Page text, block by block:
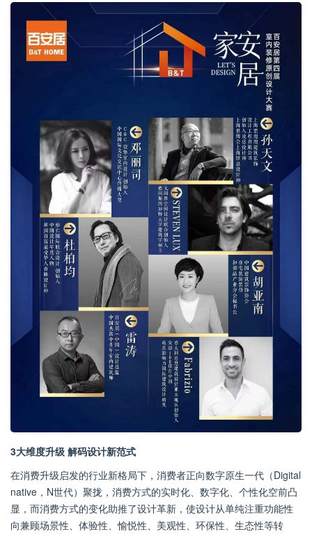
3大维度升级 解码设计新范式
在消费升级启发的行业新格局下，消费者正向数字原生一代（Digital
native，N世代）聚拢，消费方式的实时化、数字化、个性化空前凸
显，而消费方式的变化助推了设计革新，使设计从单纯注重功能性
向兼顾场景性、体验性、愉悦性、美观性、环保性、生态性等转